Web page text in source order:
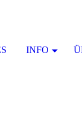
INFO